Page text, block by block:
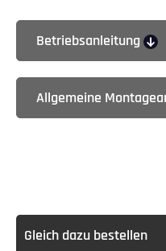
Betriebsanleitung
Allgemeine
Gleich dazu bestellen